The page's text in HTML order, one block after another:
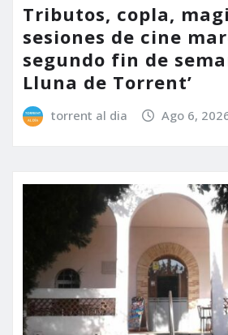
Tributos, copla,
sesiones de cine
segundo fin de
Lluna de Torrent’
torrent al dia Ago 6,